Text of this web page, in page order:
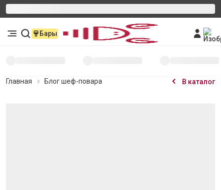
Бары
Главная Блог шеф-повара В каталог